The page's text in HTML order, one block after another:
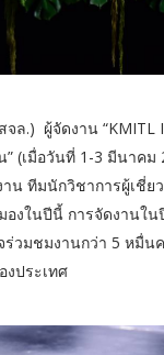
.) ผู้จัดงาน “KMITL
(เมื่อวันที่ 1-3 มีนาค
น ทีมนักวิชาการผู้เชี่
งในปีนี้ การจัดงานใ
วมชมงานกว่า 5 หมื่น
ประเทศ